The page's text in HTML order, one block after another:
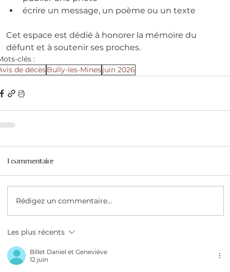
écrire un message, un poème ou un texte
Cet espace est dédié à honorer la mémoire du
défunt et à soutenir ses proches.
clés :
de décèsBully-les-Minesjuin 2026
1 commentaire
Rédigez un commentaire...
Les plus récents
Billet Daniel et Geneviève
12 juin